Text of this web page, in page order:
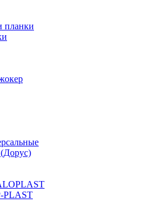
планки
PLAST